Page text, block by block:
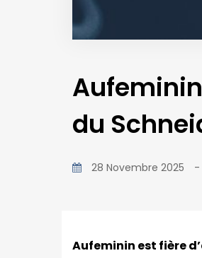
du
28 Novembre 2025 -
Aufeminin est fière